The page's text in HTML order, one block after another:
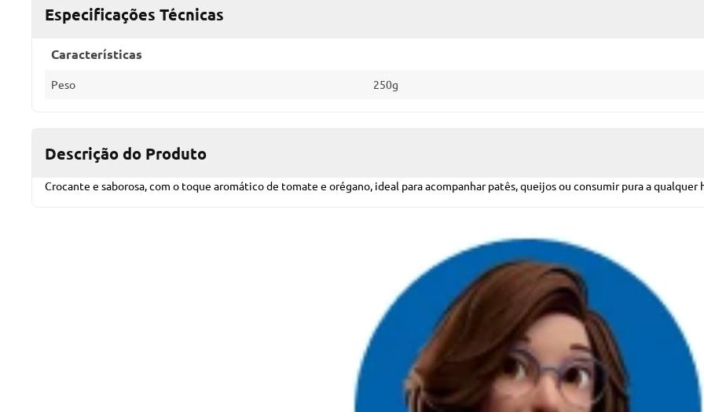
Especificações Técnicas
Características
Peso 250g
Descrição do Produto
Crocante e saborosa, com o toque aromático de tomate e orégano, ideal para acompanhar patês, queijos ou consumir pura a qualquer